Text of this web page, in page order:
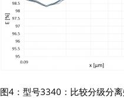
图4：型号3340：比较分级分